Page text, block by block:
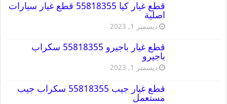
قطع غيار كيا 55818355 قطع غيار سيارات
اصلية
ديسمبر 1, 2023
قطع غيار باجيرو 55818355 سكراب
باجيرو
ديسمبر 1, 2023
قطع غيار جيب 55818355 سكراب جيب
مستعمل